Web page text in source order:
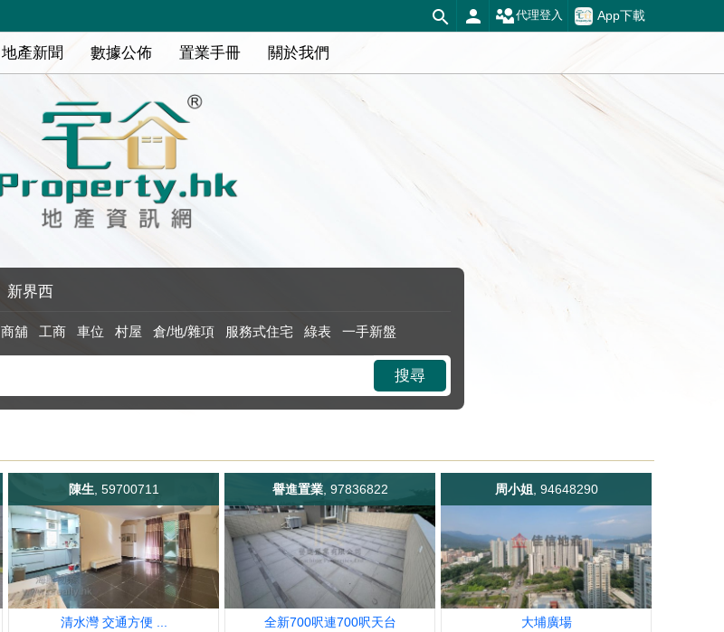
App下載
代理登入
地產新聞 數據公佈 置業手冊 關於我們
新界西
商舖 工商 車位 村屋 倉/地/雜項 服務式住宅 綠表 一手新盤
搜尋
陳生 , 59700711
清水灣 交通方便 ...
譽進置業, 97836822
全新700呎連700呎天台
周小姐 , 94648290
大埔廣場